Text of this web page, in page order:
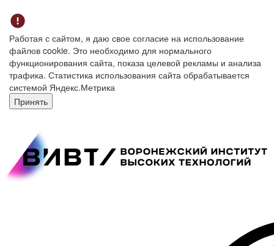
Работая с сайтом, я даю свое согласие на использование
файлов cookie. Это необходимо для нормального
функционирования сайта, показа целевой рекламы и анализа
трафика. Статистика использования сайта обрабатывается
системой Яндекс.Метрика
Принять